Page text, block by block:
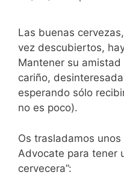
Las buenas
vez descubiertos,
Mantener su
cariño,
esperando sólo
no es poco).
Os trasladamos
Advocate para tener
cervecera”: